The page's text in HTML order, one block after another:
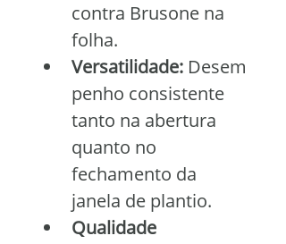
contra Brusone na
folha.
Versatilidade: Desem
penho consistente
tanto na abertura
quanto no
fechamento da
janela de plantio.
Qualidade